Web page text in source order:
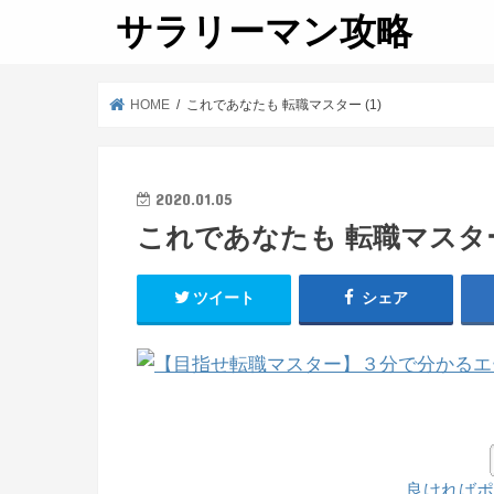
サラリーマン攻略
HOME これであなたも 転職マスター (1)
2020.01.05
これであなたも 転職マスタ
ツイート シェア
良ければ